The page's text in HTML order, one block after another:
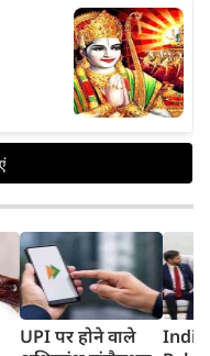
UPI पर होने वाले